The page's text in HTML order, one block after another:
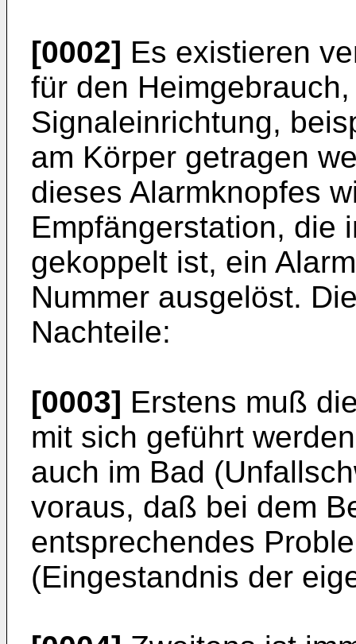
[0002] Es existieren
für den
Signaleinrichtung,
am Körper getragen
dieses Alarmknopfes
Empfängerstation, die
gekoppelt ist, ein
Nummer ausgelöst.
Nachteile:
[0003] Erstens muß
mit sich geführt
auch im Bad
voraus, daß bei dem
entsprechendes
(Eingestandnis der